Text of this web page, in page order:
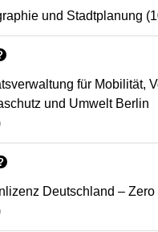
und Stadtplanung
für Mobilität,
und Umwelt Berlin
Deutschland – Zero